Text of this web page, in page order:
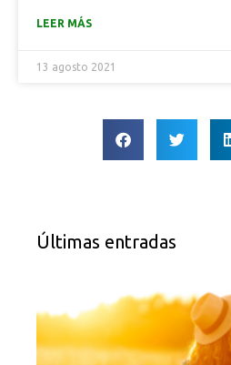
LEER MÁS
13 agosto 2021
Últimas entradas